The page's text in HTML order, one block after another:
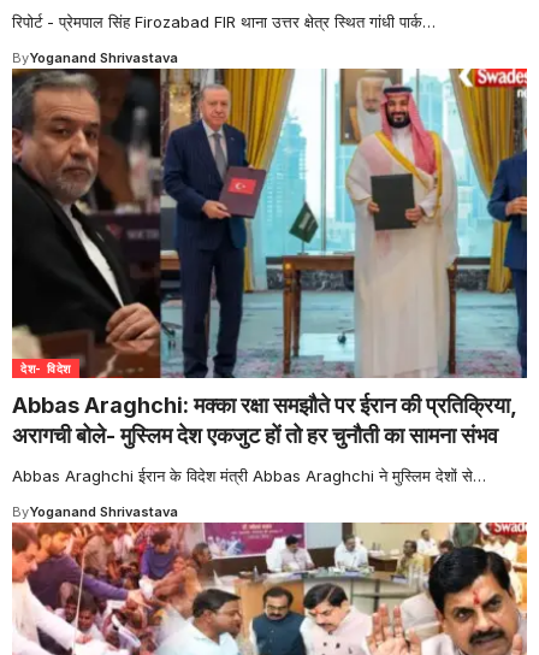
रिपोर्ट - प्रेमपाल सिंह Firozabad FIR थाना उत्तर क्षेत्र स्थित गांधी पार्क…
ByYoganand Shrivastava
देश- विदेश
Abbas Araghchi: मक्का रक्षा समझौते पर ईरान की प्रतिक्रिया,
अरागची बोले- मुस्लिम देश एकजुट हों तो हर चुनौती का सामना संभव
Abbas Araghchi ईरान के विदेश मंत्री Abbas Araghchi ने मुस्लिम देशों से…
ByYoganand Shrivastava